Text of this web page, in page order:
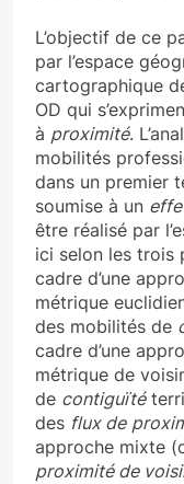
L’objectif de ce
par l’espace
cartographique
OD qui
à proximité.
mobilités
dans un premier
soumise à un
être réalisé par
ici selon les trois
cadre d’une
métrique
des mobilités de
cadre d’une
métrique de
de contiguïté
des flux de
approche mixte
proximité de